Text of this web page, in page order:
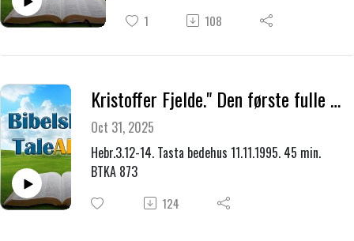
1 108
Kristoffer Fjelde." Den første fulle visshet."
Oct 31, 2025
Hebr.3.12-14. Tasta bedehus 11.11.1995. 45 min.
BTKA 873
124